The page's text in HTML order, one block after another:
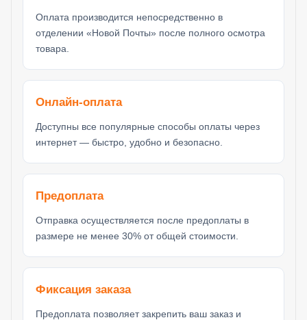
Оплата производится непосредственно в
отделении «Новой Почты» после полного осмотра
товара.
Онлайн-оплата
Доступны все популярные способы оплаты через
интернет — быстро, удобно и безопасно.
Предоплата
Отправка осуществляется после предоплаты в
размере не менее 30% от общей стоимости.
Фиксация заказа
Предоплата позволяет закрепить ваш заказ и